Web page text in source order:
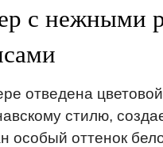
с нежными
отведена
стилю,
особый оттенок